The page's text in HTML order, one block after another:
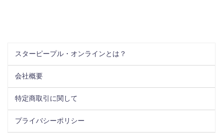
スターピープル・オンラインとは？
会社概要
特定商取引に関して
プライバシーポリシー